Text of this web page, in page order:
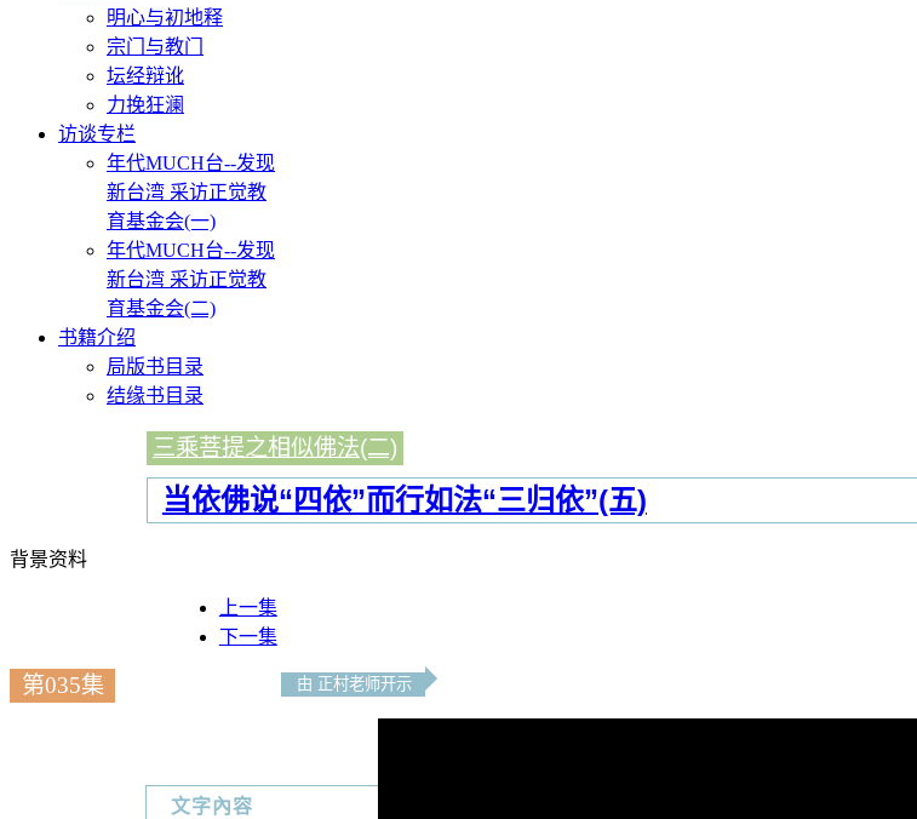
明心与初地释
宗门与教门
坛经辩讹
力挽狂澜
访谈专栏
年代MUCH台--发现
新台湾 采访正觉教
育基金会(一)
年代MUCH台--发现
新台湾 采访正觉教
育基金会(二)
书籍介绍
局版书目录
结缘书目录
三乘菩提之相似佛法(二)
当依佛说“四依”而行如法“三归依”(五)
背景资料
上一集
下一集
第035集 由 正村老师开示
文字內容